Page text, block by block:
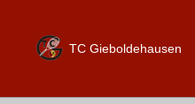
TC Gieboldehausen